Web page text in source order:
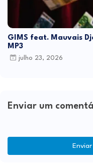
GIMS feat. Mauvais
MP3
julho 23, 2026
Enviar um